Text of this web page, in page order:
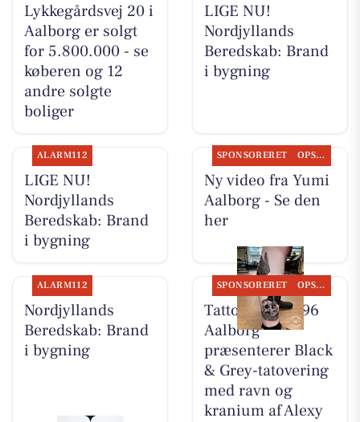
Lykkegårdsvej 20 i
Aalborg er solgt
for 5.800.000 - se
køberen og 12
andre solgte
boliger
LIGE NU!
Nordjyllands
Beredskab: Brand
i bygning
ALARM112
LIGE NU!
Nordjyllands
Beredskab: Brand
i bygning
SPONSORERET OPSLAGSTAVLEN
Ny video fra Yumi
Aalborg - Se den
her
ALARM112
Nordjyllands
Beredskab: Brand
i bygning
SPONSORERET OPSLAGSTAVLEN
Tattoo Studio 96
Aalborg
præsenterer Black
& Grey-tatovering
med ravn og
kranium af Alexy